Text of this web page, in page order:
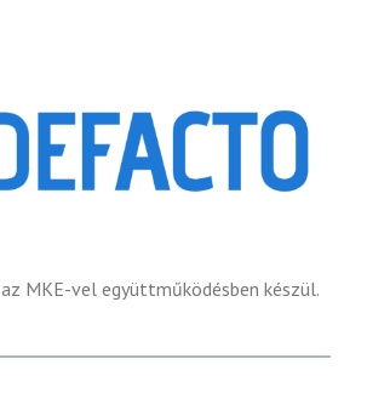
az MKE-vel együttműködésben készül.